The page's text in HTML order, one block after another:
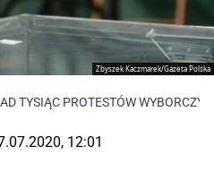
Zbyszek Kaczmarek/Gazeta Polska
TYSIĄC PROTESTÓW
12:01